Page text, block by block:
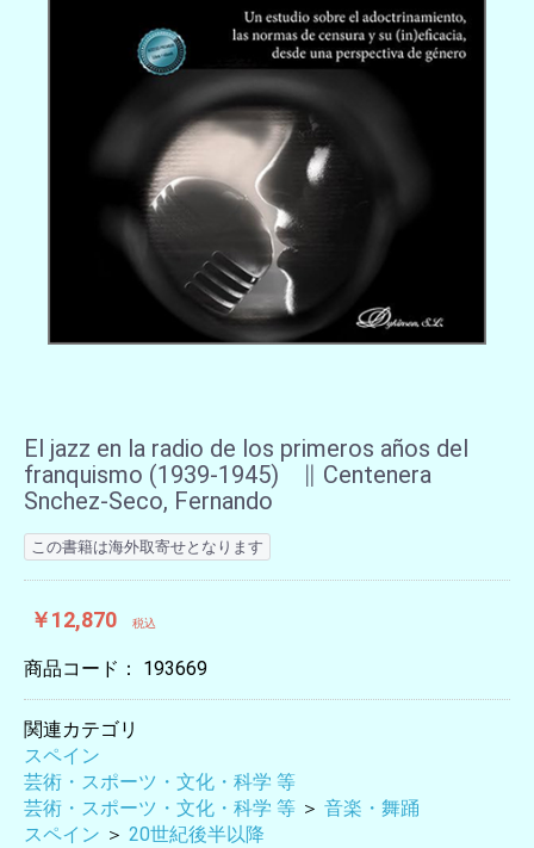
El jazz en la radio de los primeros años del
franquismo (1939-1945) ∥ Centenera
Snchez-Seco, Fernando
この書籍は海外取寄せとなります
￥12,870 税込
商品コード： 193669
関連カテゴリ
スペイン
芸術・スポーツ・文化・科学 等
芸術・スポーツ・文化・科学 等 ＞ 音楽・舞踊
スペイン ＞ 20世紀後半以降